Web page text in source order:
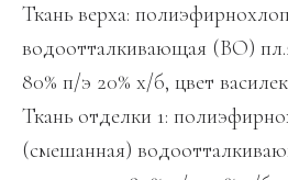
Ткань верха:
водоотталкивающая (ВО)
80% п/э 20% х/б, цвет василек
Ткань отделки 1:
(смешанная)